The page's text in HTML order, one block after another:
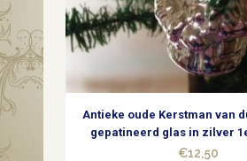
decoratie
"Stille
Nacht"
midden
Antieke oude Kerstman van
gepatineerd glas in zilver
€12,50